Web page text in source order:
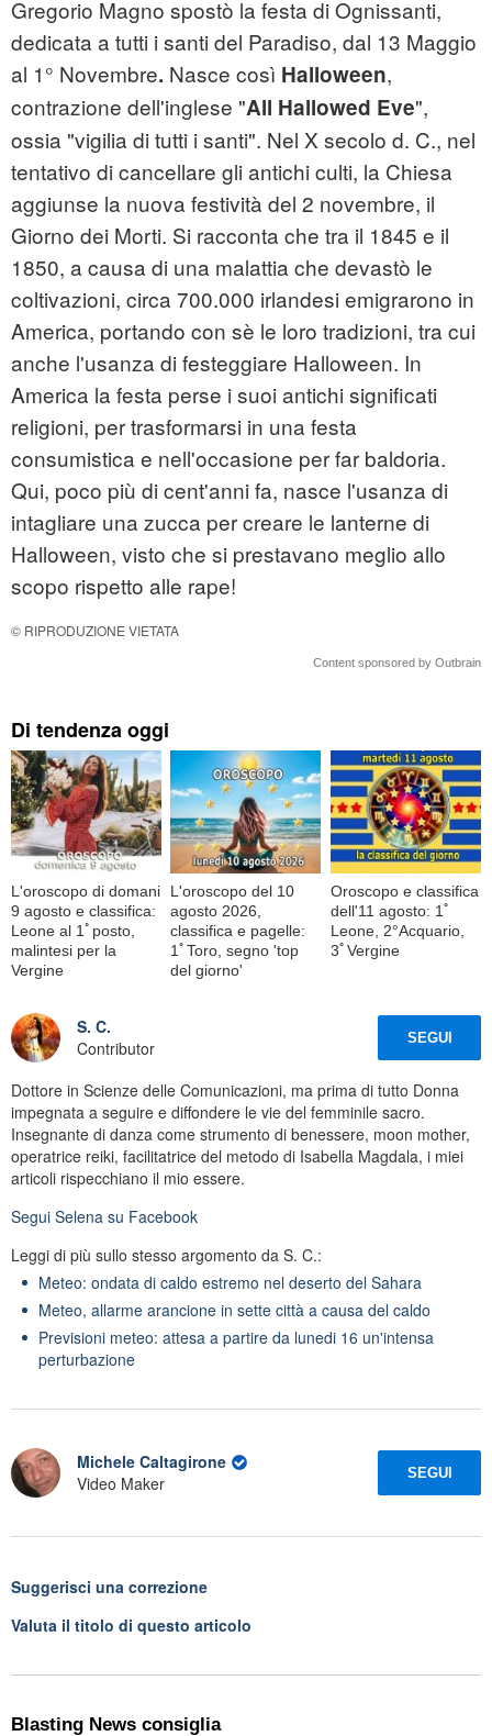
Gregorio Magno spostò la festa di Ognissanti,
dedicata a tutti i santi del Paradiso, dal 13 Maggio
al 1° Novembre. Nasce così Halloween,
contrazione dell'inglese "All Hallowed Eve",
ossia "vigilia di tutti i santi". Nel X secolo d. C., nel
tentativo di cancellare gli antichi culti, la Chiesa
aggiunse la nuova festività del 2 novembre, il
Giorno dei Morti. Si racconta che tra il 1845 e il
1850, a causa di una malattia che devastò le
coltivazioni, circa 700.000 irlandesi emigrarono in
America, portando con sè le loro tradizioni, tra cui
anche l'usanza di festeggiare Halloween. In
America la festa perse i suoi antichi significati
religioni, per trasformarsi in una festa
consumistica e nell'occasione per far baldoria.
Qui, poco più di cent'anni fa, nasce l'usanza di
intagliare una zucca per creare le lanterne di
Halloween, visto che si prestavano meglio allo
scopo rispetto alle rape!
© RIPRODUZIONE VIETATA
Content sponsored by Outbrain
Di tendenza oggi
L'oroscopo di domani
9 agosto e classifica:
Leone al 1ﾟposto,
malintesi per la
Vergine
L'oroscopo del 10
agosto 2026,
classifica e pagelle:
1ﾟToro, segno 'top
del giorno'
Oroscopo e classifica
dell'11 agosto: 1ﾟ
Leone, 2°Acquario,
3ﾟVergine
S. C.
Contributor
SEGUI
Dottore in Scienze delle Comunicazioni, ma prima di tutto Donna
impegnata a seguire e diffondere le vie del femminile sacro.
Insegnante di danza come strumento di benessere, moon mother,
operatrice reiki, facilitatrice del metodo di Isabella Magdala, i miei
articoli rispecchiano il mio essere.
Segui Selena su Facebook
Leggi di più sullo stesso argomento da S. C.:
Meteo: ondata di caldo estremo nel deserto del Sahara
Meteo, allarme arancione in sette città a causa del caldo
Previsioni meteo: attesa a partire da lunedi 16 un'intensa
perturbazione
Michele Caltagirone
Video Maker
SEGUI
Suggerisci una correzione
Valuta il titolo di questo articolo
Blasting News consiglia